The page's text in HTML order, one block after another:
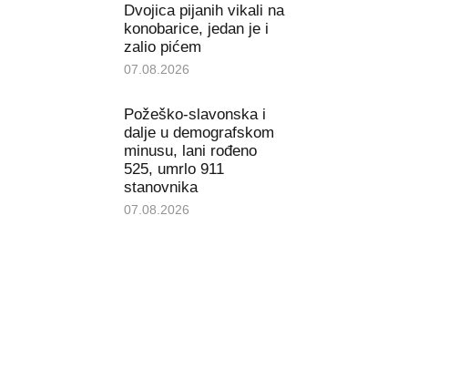
Dvojica pijanih vikali na
konobarice, jedan je i
zalio pićem
07.08.2026
Požeško-slavonska i
dalje u demografskom
minusu, lani rođeno
525, umrlo 911
stanovnika
07.08.2026